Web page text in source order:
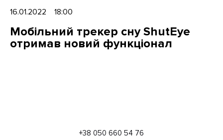
16.01.2022 18:00
Мобільний трекер сну ShutEye
отримав новий функціонал
+38 050 660 54 76